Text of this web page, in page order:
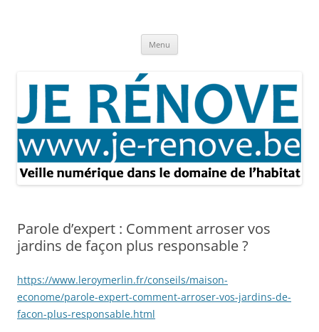
Menu
Parole d’expert : Comment arroser vos
jardins de façon plus responsable ?
https://www.leroymerlin.fr/conseils/maison-
econome/parole-expert-comment-arroser-vos-jardins-de-
facon-plus-responsable.html